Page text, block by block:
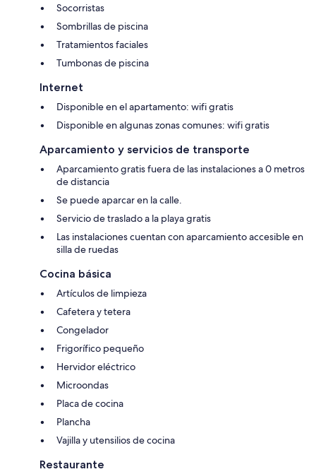
Socorristas
Sombrillas de piscina
Tratamientos faciales
Tumbonas de piscina
Internet
Disponible en el apartamento: wifi gratis
Disponible en algunas zonas comunes: wifi gratis
Aparcamiento y servicios de transporte
Aparcamiento gratis fuera de las instalaciones a 0 metros
de distancia
Se puede aparcar en la calle.
Servicio de traslado a la playa gratis
Las instalaciones cuentan con aparcamiento accesible en
silla de ruedas
Cocina básica
Artículos de limpieza
Cafetera y tetera
Congelador
Frigorífico pequeño
Hervidor eléctrico
Microondas
Placa de cocina
Plancha
Vajilla y utensilios de cocina
Restaurante